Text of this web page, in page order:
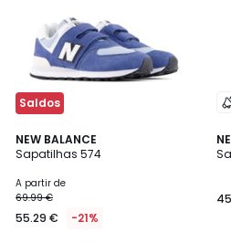
Saldos
NEW BALANCE
Sapatilhas 574
A partir de
69.99 €
55.29 € -21%
2
Cores